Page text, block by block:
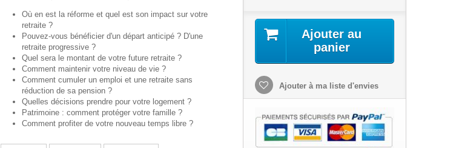
Où en est la réforme et quel est son impact sur votre
retraite ?
Pouvez-vous bénéficier d'un départ anticipé ? D'une
retraite progressive ?
Quel sera le montant de votre future retraite ?
Comment maintenir votre niveau de vie ?
Comment cumuler un emploi et une retraite sans
réduction de sa pension ?
Quelles décisions prendre pour votre logement ?
Patrimoine : comment protéger votre famille ?
Comment profiter de votre nouveau temps libre ?
Ajouter au
panier
Ajouter à ma liste d'envies